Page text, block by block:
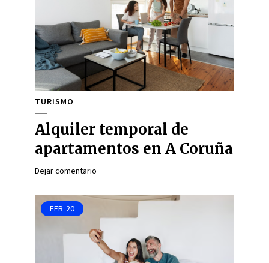
TURISMO
Alquiler temporal de
apartamentos en A Coruña
Dejar comentario
FEB 20